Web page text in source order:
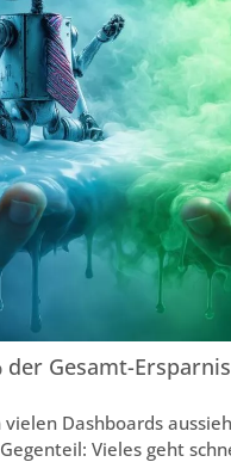
Gesamt-
Dashboards
Vieles geht